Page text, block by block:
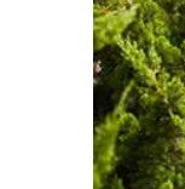
hành
yêu với
Với vị
không